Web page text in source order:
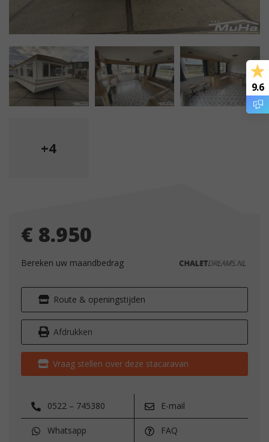
+4
€ 8.950
Bereken uw maandbedrag
Route & openingstijden
Afdrukken
Vraag stellen over deze stacaravan
0522 – 745380 E-mail
Whatsapp FAQ
9.6